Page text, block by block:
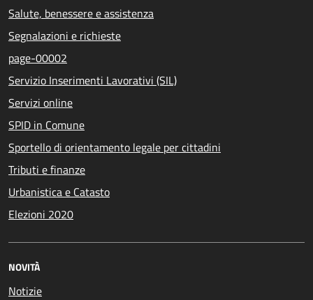
Salute, benessere e assistenza
Segnalazioni e richieste
page-00002
Servizio Inserimenti Lavorativi (SIL)
Servizi online
SPID in Comune
Sportello di orientamento legale per cittadini
Tributi e finanze
Urbanistica e Catasto
Elezioni 2020
NOVITÀ
Notizie